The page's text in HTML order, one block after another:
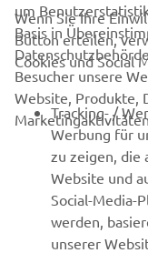
UNTERNEHMEN
B2B
MEHR VON
SUPPORT
um
Basis in
Besucher unsere
Website, Produkte,
Wenn Sie Ihre
Button erteilen,
Cookies und Social
Tracking- /
Werbung für
zu zeigen, die
Website und
Social-Media-
werden,
unserer